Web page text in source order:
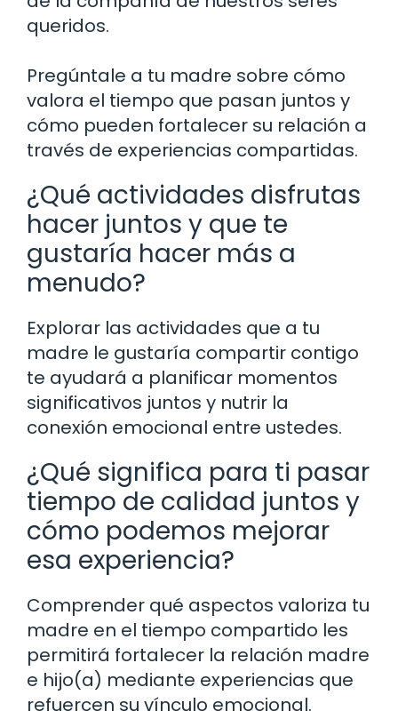
queridos.
Pregúntale a tu madre sobre cómo
valora el tiempo que pasan juntos y
cómo pueden fortalecer su relación a
través de experiencias compartidas.
¿Qué actividades disfrutas
hacer juntos y que te
gustaría hacer más a
menudo?
Explorar las actividades que a tu
madre le gustaría compartir contigo
te ayudará a planificar momentos
significativos juntos y nutrir la
conexión emocional entre ustedes.
¿Qué significa para ti pasar
tiempo de calidad juntos y
cómo podemos mejorar
esa experiencia?
Comprender qué aspectos valoriza tu
madre en el tiempo compartido les
permitirá fortalecer la relación madre
e hijo(a) mediante experiencias que
refuercen su vínculo emocional.